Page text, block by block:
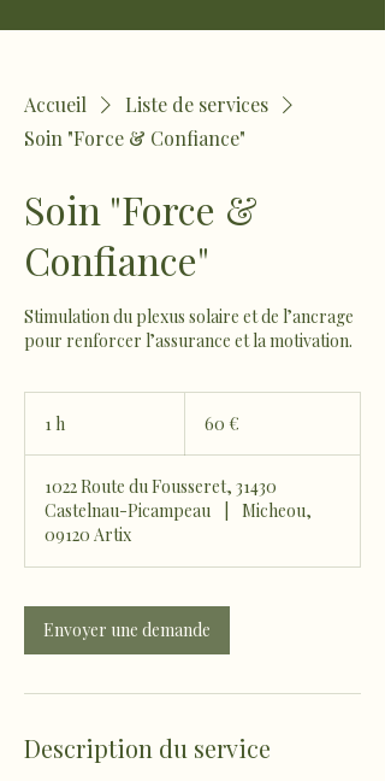
Accueil
Liste de services
Soin "Force & Confiance"
Soin "Force &
Confiance"
Stimulation du plexus solaire et de l’ancrage
pour renforcer l’assurance et la motivation.
1 h 60 €
1022 Route du Fousseret, 31430
Castelnau-Picampeau
Micheou,
09120 Artix
Envoyer une demande
Description du service